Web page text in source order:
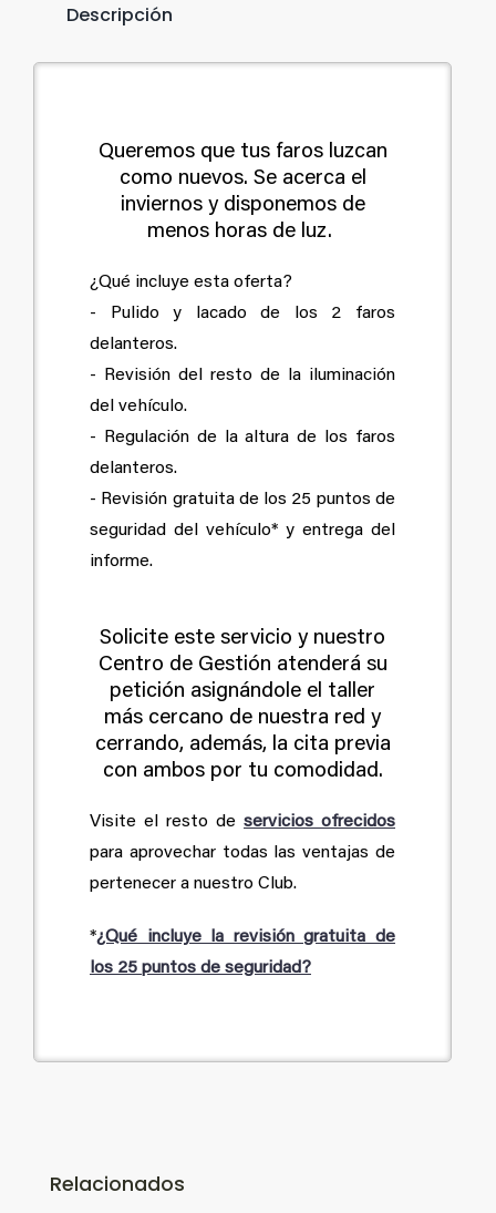
Descripción
Queremos que tus faros luzcan
como nuevos. Se acerca el
inviernos y disponemos de
menos horas de luz.
¿Qué incluye esta oferta?
- Pulido y lacado de los 2 faros
delanteros.
- Revisión del resto de la iluminación
del vehículo.
- Regulación de la altura de los faros
delanteros.
- Revisión gratuita de los 25 puntos de
seguridad del vehículo* y entrega del
informe.
Solicite este servicio y nuestro
Centro de Gestión atenderá su
petición asignándole el taller
más cercano de nuestra red y
cerrando, además, la cita previa
con ambos por tu comodidad.
Visite el resto de servicios ofrecidos
para aprovechar todas las ventajas de
pertenecer a nuestro Club.
*¿Qué incluye la revisión gratuita de
los 25 puntos de seguridad?
Relacionados